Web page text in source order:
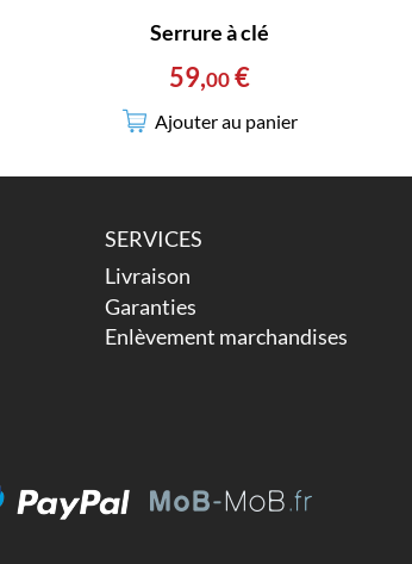
Serrure à clé
59,00 €
Ajouter au panier
SERVICES
Livraison
Garanties
Enlèvement marchandises